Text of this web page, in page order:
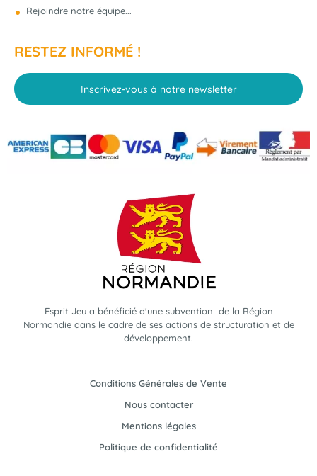
Rejoindre notre équipe...
RESTEZ INFORMÉ !
Inscrivez-vous à notre newsletter
Esprit Jeu a bénéficié d'une subvention de la Région
Normandie dans le cadre de ses actions de structuration et de
développement.
Conditions Générales de Vente
Nous contacter
Mentions légales
Politique de confidentialité